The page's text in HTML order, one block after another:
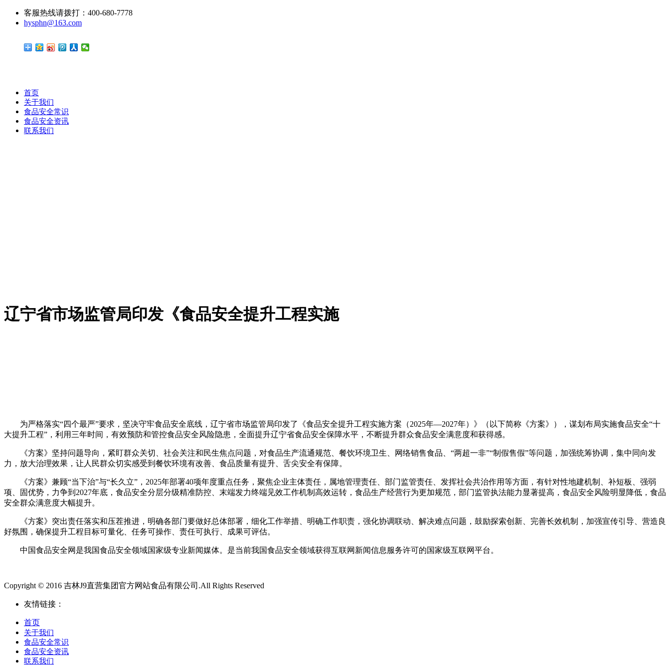
客服热线请拨打：400-680-7778
hysphn@163.com
首页
关于我们
食品安全常识
食品安全资讯
联系我们
辽宁省市场监管局印发《食品安全提升工程实施
为严格落实“四个最严”要求，坚决守牢食品安全底线，辽宁省市场监管局印发了《食品安全提升工程实施方案（2025年—2027年）》（以下简称《方案》），谋划布局实施食品安全“十
大提升工程”，利用三年时间，有效预防和管控食品安全风险隐患，全面提升辽宁省食品安全保障水平，不断提升群众食品安全满意度和获得感。
《方案》坚持问题导向，紧盯群众关切、社会关注和民生焦点问题，对食品生产流通规范、餐饮环境卫生、网络销售食品、“两超一非”“制假售假”等问题，加强统筹协调，集中同向发
力，放大治理效果，让人民群众切实感受到餐饮环境有改善、食品质量有提升、舌尖安全有保障。
《方案》兼顾“当下治”与“长久立”，2025年部署40项年度重点任务，聚焦企业主体责任，属地管理责任、部门监管责任、发挥社会共治作用等方面，有针对性地建机制、补短板、强弱
项、固优势，力争到2027年底，食品安全分层分级精准防控、末端发力终端见效工作机制高效运转，食品生产经营行为更加规范，部门监管执法能力显著提高，食品安全风险明显降低，食品
安全群众满意度大幅提升。
《方案》突出责任落实和压茬推进，明确各部门要做好总体部署，细化工作举措、明确工作职责，强化协调联动、解决难点问题，鼓励探索创新、完善长效机制，加强宣传引导、营造良
好氛围，确保提升工程目标可量化、任务可操作、责任可执行、成果可评估。
中国食品安全网是我国食品安全领域国家级专业新闻媒体。是当前我国食品安全领域获得互联网新闻信息服务许可的国家级互联网平台。
Copyright © 2016 吉林J9直营集团官方网站食品有限公司.All Rights Reserved
友情链接：
首页
关于我们
食品安全常识
食品安全资讯
联系我们